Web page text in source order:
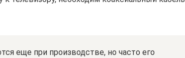
еще при производстве, но часто его